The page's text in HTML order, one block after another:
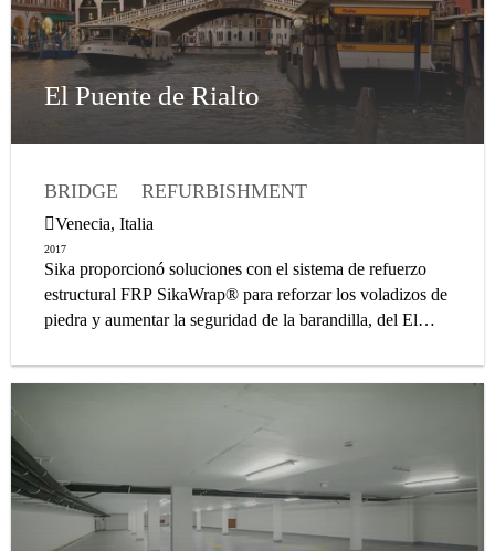
El Puente de Rialto
BRIDGE
REFURBISHMENT
CHEMICAL ANCHORING
STRUCTURAL STRENGTHENING
REPAIR
EXTERIOR
Venecia, Italia
2017
Sika proporcionó soluciones con el sistema de refuerzo
estructural FRP SikaWrap® para reforzar los voladizos de
piedra y aumentar la seguridad de la barandilla, del El